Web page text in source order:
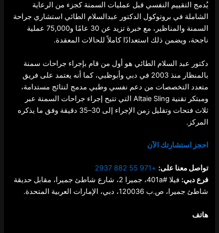
يُدمج التقييم النفسي قبل عمليات السمنة كجزء من الرعاية
الشاملة في بروتوكول الدكتور عبدالسلام الطائي استشاري جراحة
السمنة والمناظير، مع خبرة تزيد عن 30 عامًا و75,000 عملية
ناجحة، ويضمن ذلك استعدادًا كاملاً للحالات المعقدة.
دكتور عبد السلام الطائي هو أول من قام بإجراء جراحات سمنة
بالمنظار منذ 2003 في دبي وأبوظبي، كما أنه يعتمد على فريق
متعدد التخصصات من دعم نفسي وطبي مدمج لنتائج مستدامة،
ومبتكر تقنية Altaie Sling التي تتيح إجراء جراحات السمنة عبر
ثلاث فتحات وتقليل زمن الإجراء إلى 30–35 دقيقة وفق ما يذكره
المركز.
احجز استشارتك الآن
تواصل معنا على: +971 55 882 2937
فرع دبي:
فيلا #401a، جميرا 2، شارع شاطئ جميرا، مقابل حديقة
شاطئ جميرا، ص.ب 120036، دبي، الإمارات العربية المتحدة.
هاتف